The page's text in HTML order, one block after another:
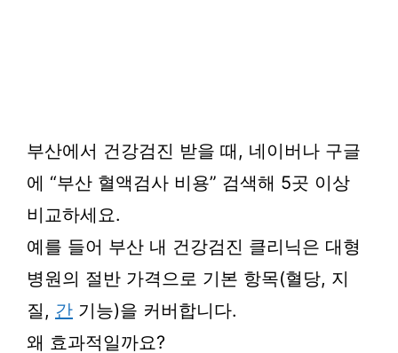
부산에서 건강검진 받을 때, 네이버나 구글
에 “부산 혈액검사 비용” 검색해 5곳 이상
비교하세요.
예를 들어 부산 내 건강검진 클리닉은 대형
병원의 절반 가격으로 기본 항목(혈당, 지
질, 간 기능)을 커버합니다.
왜 효과적일까요?